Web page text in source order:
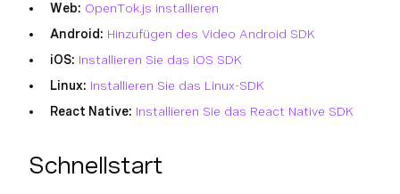
Web: OpenTok.js installieren
Android: Hinzufügen des Video Android SDK
iOS: Installieren Sie das iOS SDK
Linux: Installieren Sie das Linux-SDK
React Native: Installieren Sie das React Native SDK
Schnellstart